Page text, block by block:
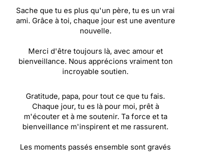
Sache que tu es plus qu'un père, tu es un vrai
ami. Grâce à toi, chaque jour est une aventure
nouvelle.
Merci d'être toujours là, avec amour et
bienveillance. Nous apprécions vraiment ton
incroyable soutien.
Gratitude, papa, pour tout ce que tu fais.
Chaque jour, tu es là pour moi, prêt à
m'écouter et à me soutenir. Ta force et ta
bienveillance m'inspirent et me rassurent.
Les moments passés ensemble sont gravés